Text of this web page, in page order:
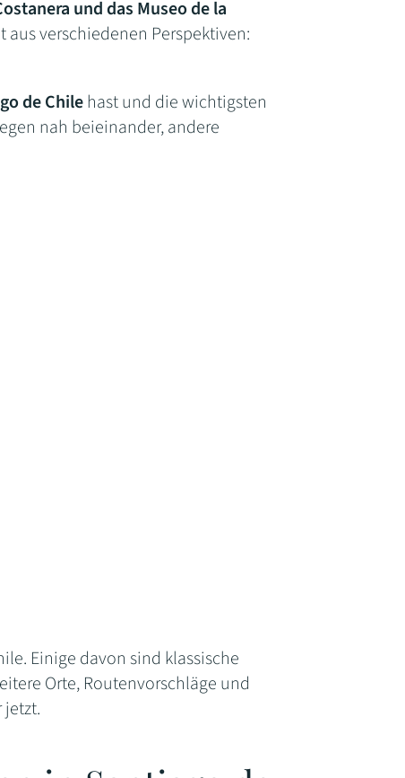
und das Museo de la
verschiedenen Perspektiven:
de Chilehast und die wichtigsten
nah beieinander, andere
Einige davon sind klassische
Orte, Routenvorschläge und
jetzt.